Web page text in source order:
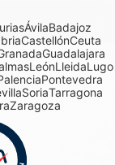
ÁvilaBadajoz
CastellónCeuta
Guadalajara
LeónLleidaLugo
Pontevedra
SoriaTarragona
Zaragoza